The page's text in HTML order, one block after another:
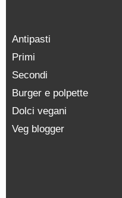
Antipasti
Primi
Secondi
Burger e polpette
Dolci vegani
Veg blogger